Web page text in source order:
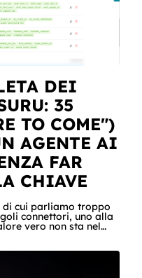
DEI
35
TO COME")
AGENTE AI
FAR
CHIAVE
cui parliamo troppo
vero non sta nel
insieme. Stamattina
cinque